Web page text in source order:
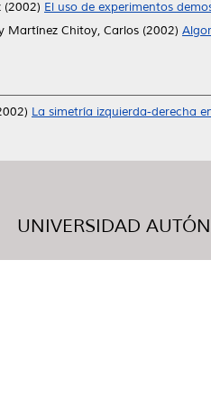
(2002) El uso de experimentos
Martínez Chitoy, Carlos (2002)
La simetría izquierda-derecha
UNIVERSIDAD